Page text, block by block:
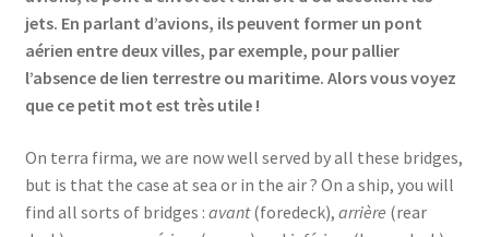
jets. En parlant d’avions, ils peuvent former un pont
aérien entre deux villes, par exemple, pour pallier
l’absence de lien terrestre ou maritime. Alors vous voyez
que ce petit mot est très utile !
On terra firma, we are now well served by all these bridges,
but is that the case at sea or in the air ? On a ship, you will
find all sorts of bridges : avant(foredeck), arrière (rear